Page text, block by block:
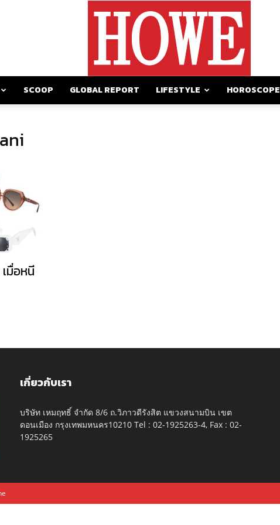
SCOOP GLOBAL REPORT LIFESTYLE HOROSCOPE
มื่อหนี
เกี่ยวกับเรา
บริษัท เหมฤทธิ์ จำกัด 8/6 ถ.วิภาวดีรังสิต แขวงสนามบิน เขต
ดอนเมือง กรุงเทพมหนคร10210 Tel : 02-1925263-4, Fax : 02-
1925265